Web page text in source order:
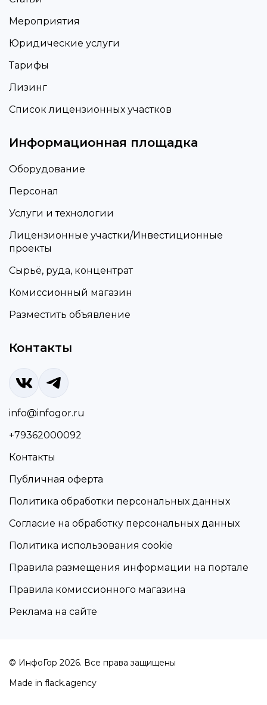
Мероприятия
Юридические услуги
Тарифы
Лизинг
Список лицензионных участков
Информационная площадка
Оборудование
Персонал
Услуги и технологии
Лицензионные участки/Инвестиционные
проекты
Сырьё, руда, концентрат
Комиссионный магазин
Разместить объявление
Контакты
info@infogor.ru
+79362000092
Контакты
Публичная оферта
Политика обработки персональных данных
Согласие на обработку персональных данных
Политика использования cookie
Правила размещения информации на портале
Правила комиссионного магазина
Реклама на сайте
© ИнфоГор 2026. Все права защищены
Made in flack.agency